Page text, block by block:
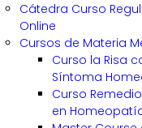
Cátedra Curso
Online
Cursos de Materia
Curso la Risa
Síntoma
Curso
en